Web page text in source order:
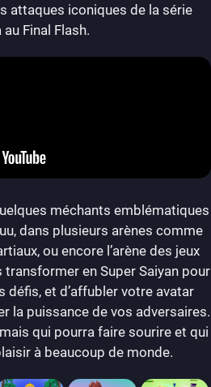
attaques iconiques de la série
Final Flash.
méchants emblématiques
dans plusieurs arènes comme
ou encore l’arène des jeux
transformer en Super Saiyan pour
défis, et d’affubler votre avatar
la puissance de vos adversaires.
qui pourra faire sourire et qui
à beaucoup de monde.